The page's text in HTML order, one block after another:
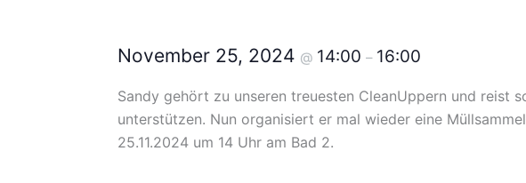
November 25, 2024 @ 14:00 – 16:00
Sandy gehört zu unseren treuesten CleanUppern und reist
unterstützen. Nun organisiert er mal wieder eine
25.11.2024 um 14 Uhr am Bad 2.